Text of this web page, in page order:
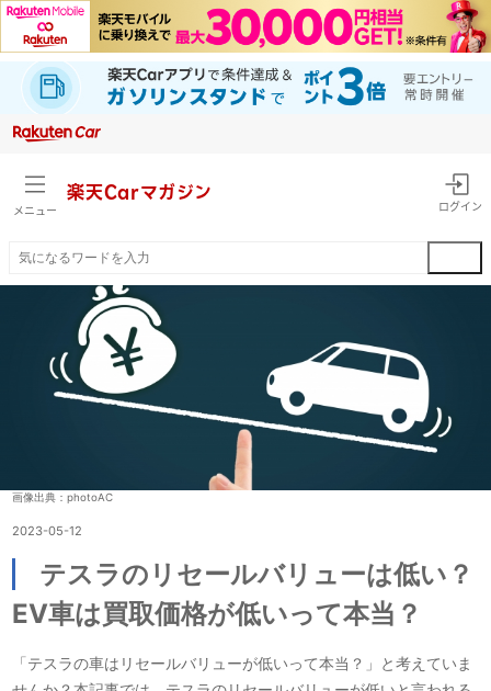
メニュー
楽天Carマガジン
ログイン
画像出典：photoAC
2023-05-12
テスラのリセールバリューは低い？
EV車は買取価格が低いって本当？
「テスラの車はリセールバリューが低いって本当？」と考えていま